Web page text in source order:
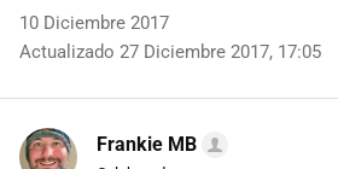
10 Diciembre 2017
Actualizado 27 Diciembre 2017, 17:05
Frankie MB